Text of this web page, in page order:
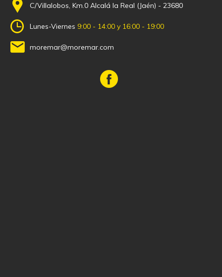
C/Villalobos, Km.0 Alcalá la Real (Jaén) - 23680
Lunes-Viernes 9:00 - 14:00 y 16:00 - 19:00
moremar@moremar.com